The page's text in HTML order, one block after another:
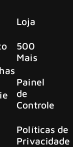
Loja
500
Mais
Painel
de
Controle
Políticas de
Privacidade